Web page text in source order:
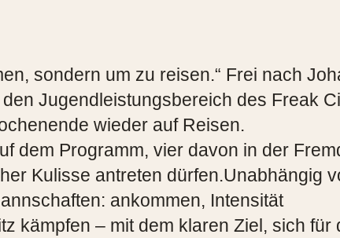
sondern um zu reisen.“ Frei nach
Jugendleistungsbereich des Freak
wieder auf Reisen.
dem Programm, vier davon in der
Kulisse antreten dürfen.Unabhängig
ankommen, Intensität
kämpfen – mit dem klaren Ziel, sich für